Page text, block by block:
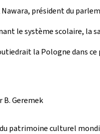
président du
le système scolaire, la
la Pologne dans ce
Geremek
patrimoine culturel